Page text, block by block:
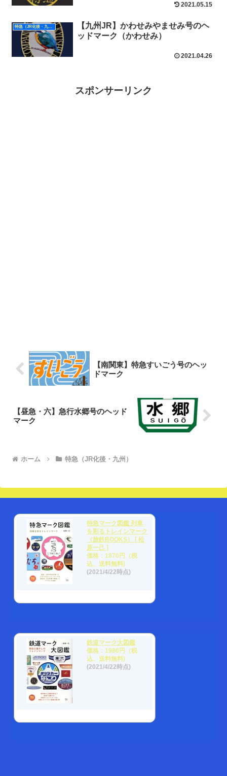
2021.05.15
特急（JR化後・九州）
【九州JR】かわせみやませみ号のヘ
ッドマーク（かわせみ）
2021.04.26
スポンサーリンク
【南関東】特急すいごう号のヘッ
ドマーク
【昼急・六】急行水郷号のヘッド
マーク
ホーム 特急（JR化後・九州）
特急マーク図鑑 列車
を彩るトレインマーク
（旅鉄BOOKS） [ 松
原一己 ]
価格：1870円（税
込、送料無料)
(2021/4/22時点)
鉄道マーク大図鑑
価格：1980円（税
込、送料無料)
(2021/4/22時点)